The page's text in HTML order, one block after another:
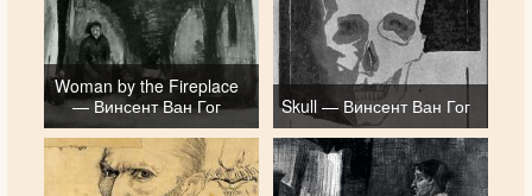
Woman by the Fireplace
— Винсент Ван Гог
Skull — Винсент Ван Гог